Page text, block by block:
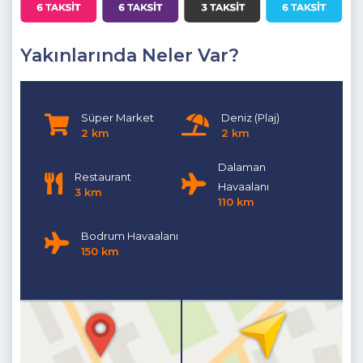
boşaltılmaktadır.
Yakınlarında Neler Var?
Süper Market
2 km
Deniz (Plaj)
2 km
Restaurant
3 km
Dalaman
Havaalanı
110 km
Bodrum Havaalanı
150 km